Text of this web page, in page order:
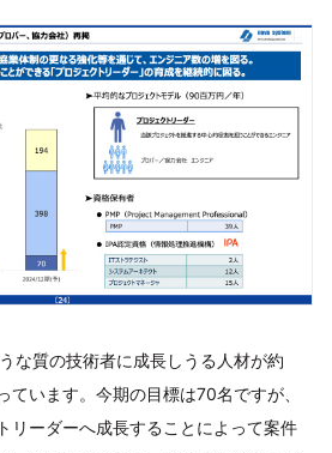
な質の技術者に成長しうる人材が約
います。今期の目標は70名ですが、
リーダーへ成長することによって案件